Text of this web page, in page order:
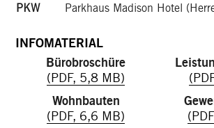
PKW
Parkhaus Madison Hotel
INFOMATERIAL
Bürobroschüre
(PDF, 5,8 MB)
Wohnbauten
(PDF, 6,6 MB)